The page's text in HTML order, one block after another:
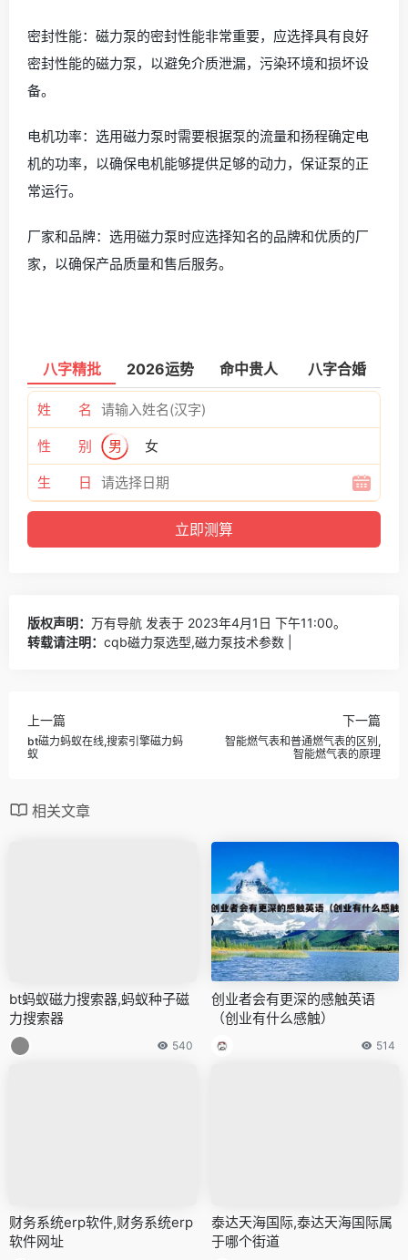
密封性能：磁力泵的密封性能非常重要，应选择具有良好
密封性能的磁力泵，以避免介质泄漏，污染环境和损坏设
备。
电机功率：选用磁力泵时需要根据泵的流量和扬程确定电
机的功率，以确保电机能够提供足够的动力，保证泵的正
常运行。
厂家和品牌：选用磁力泵时应选择知名的品牌和优质的厂
家，以确保产品质量和售后服务。
八字精批 2026运势 命中贵人 八字合婚
姓 名
性 别 男 女
生 日
版权声明： 万有导航 发表于 2023年4月1日 下午11:00。
转载请注明： cqb磁力泵选型,磁力泵技术参数 |
上一篇
bt磁力蚂蚁在线,搜索引擎磁力蚂
蚁
下一篇
智能燃气表和普通燃气表的区别,
智能燃气表的原理
相关文章
bt蚂蚁磁力搜索器,蚂蚁种子磁
力搜索器
540
创业者会有更深的感触英语
（创业有什么感触）
514
财务系统erp软件,财务系统erp
软件网址
泰达天海国际,泰达天海国际属
于哪个街道